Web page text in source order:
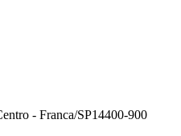
- Franca/SP14400-900